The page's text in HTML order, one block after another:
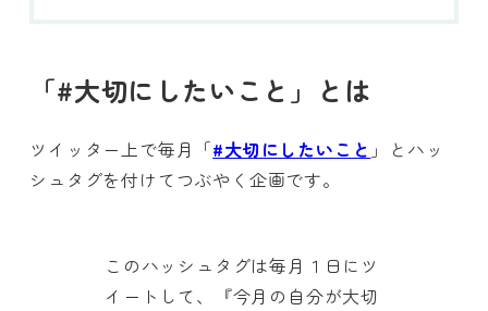
「#大切にしたいこと」とは
ツイッター上で毎月「#大切にしたいこと 」とハッ
シュタグを付けてつぶやく企画です。
このハッシュタグは毎月１日にツ
イートして、『今月の自分が大切